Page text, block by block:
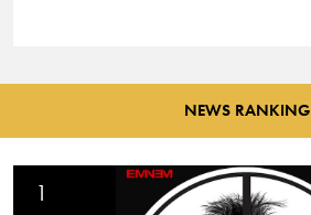
NEWS RANKING